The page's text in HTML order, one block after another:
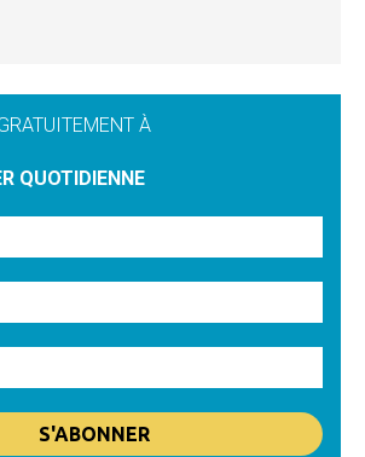
À
QUOTIDIENNE